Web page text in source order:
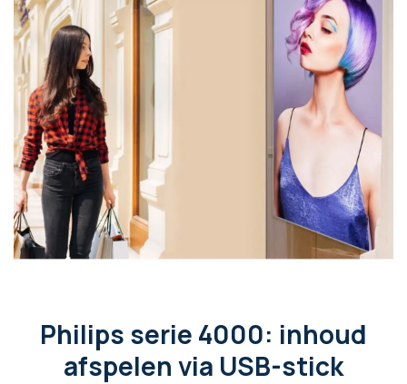
Philips serie 4000: inhoud
afspelen via USB-stick